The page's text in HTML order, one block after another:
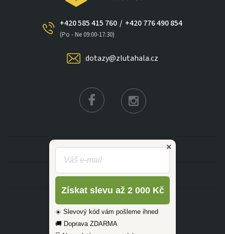
+420 585 415 760
(Po - Ne 09:00-17:30)
/ +420 776 490 854
dotazy@zlutahala.cz
KATEGORIE
INFORMACE
×
Získat slevu až 2 000 Kč
☀️ Slevový kód vám pošleme ihned
🚚 Doprava ZDARMA